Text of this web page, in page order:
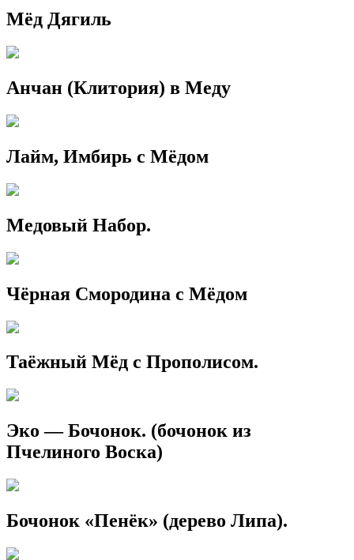
Мёд Дягиль
Анчан (Клитория) в Меду
Лайм, Имбирь с Мёдом
Медовый Набор.
Чёрная Смородина с Мёдом
Таёжный Мёд с Прополисом.
Эко — Бочонок. (бочонок из
Пчелиного Воска)
Бочонок «Пенёк» (дерево Липа).